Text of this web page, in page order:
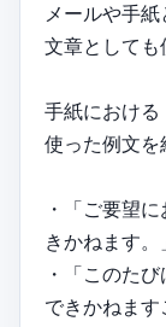
メールや手紙
文章としても
手紙におけ
使った例文を
・「ご要望
きかねます。
・「このた
できかねます